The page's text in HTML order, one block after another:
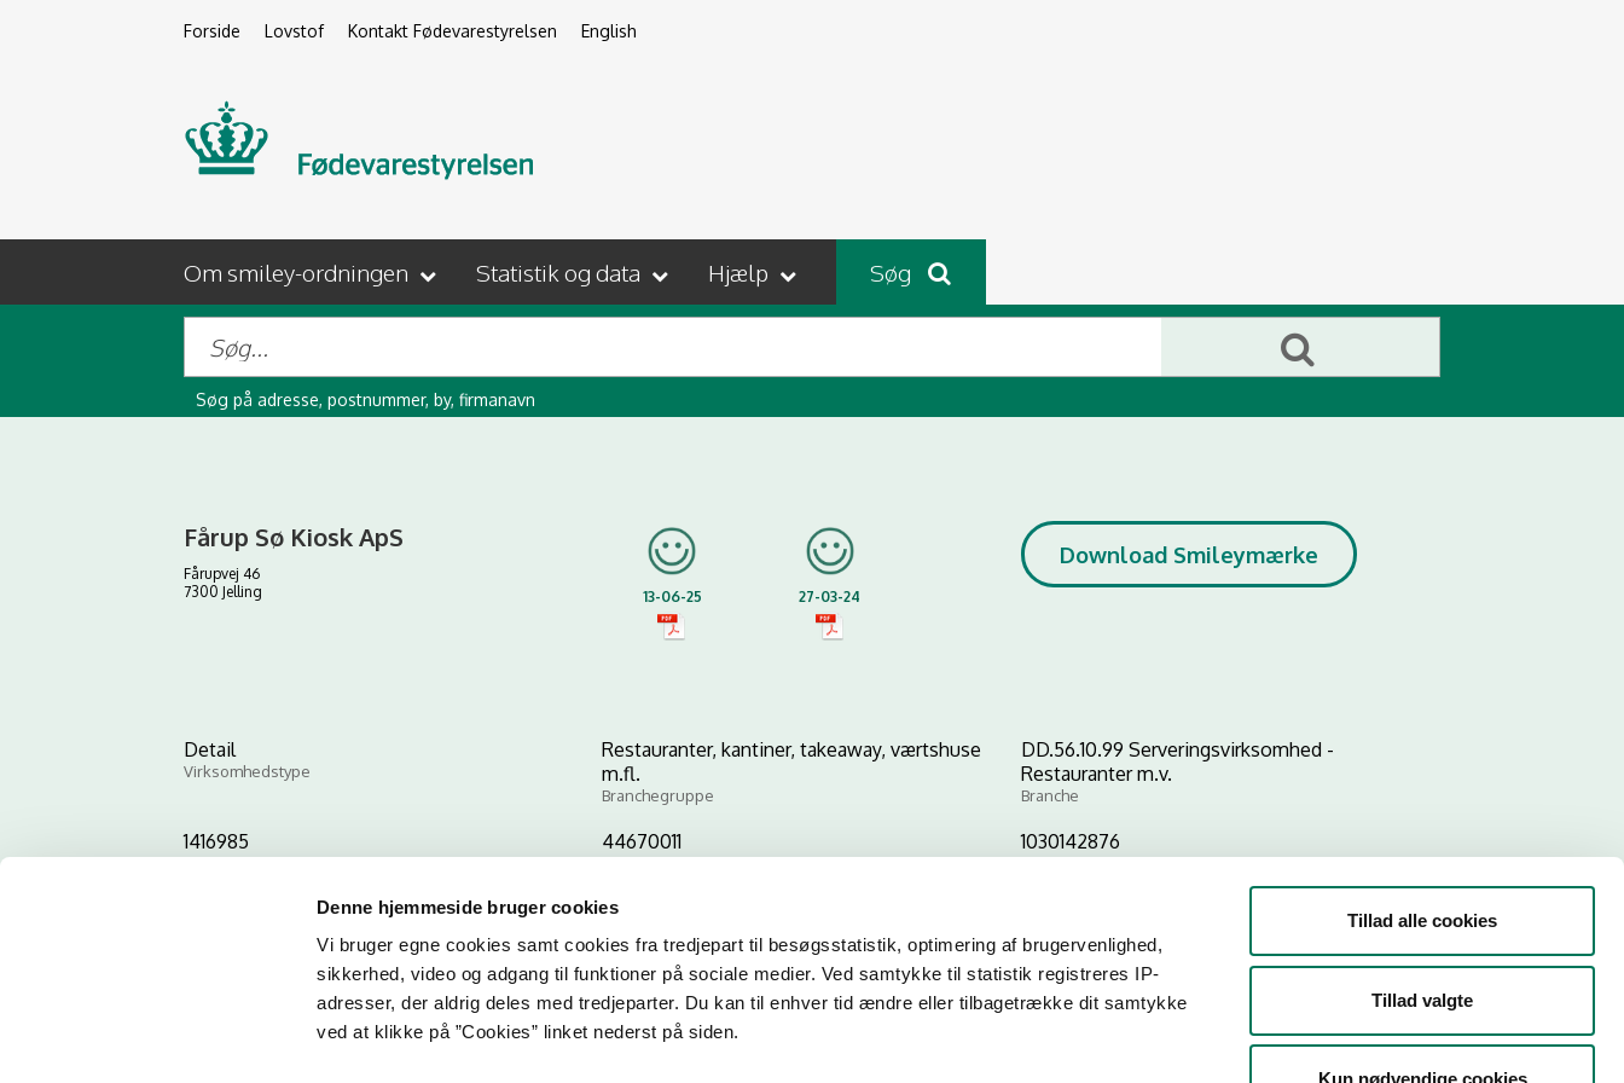
Denne hjemmeside bruger cookies
Vi bruger egne cookies samt cookies fra tredjepart til besøgsstatistik, optimering af brugervenlighed,
sikkerhed, video og adgang til funktioner på sociale medier. Ved samtykke til statistik registreres IP-
adresser, der aldrig deles med tredjeparter. Du kan til enhver tid ændre eller tilbagetrække dit samtykke
ved at klikke på ”Cookies” linket nederst på siden.
Tillad alle cookies
Tillad valgte
Kun nødvendige cookies
Forside Lovstof Kontakt Fødevarestyrelsen English
Om smiley-ordningen Statistik og data Hjælp Søg
Søg på adresse, postnummer, by, firmanavn
Fårup Sø Kiosk ApS
Fårupvej 46
7300 Jelling
13-06-25 27-03-24
Download Smileymærke
Detail
Virksomhedstype
Restauranter, kantiner, takeaway, værtshuse
m.fl.
Branchegruppe
DD.56.10.99 Serveringsvirksomhed -
Restauranter m.v.
Branche
1416985
ID-nummer
44670011
CVR-nr
1030142876
P-nr
Kopier link til at indsætte på virksomhedens hjemmeside